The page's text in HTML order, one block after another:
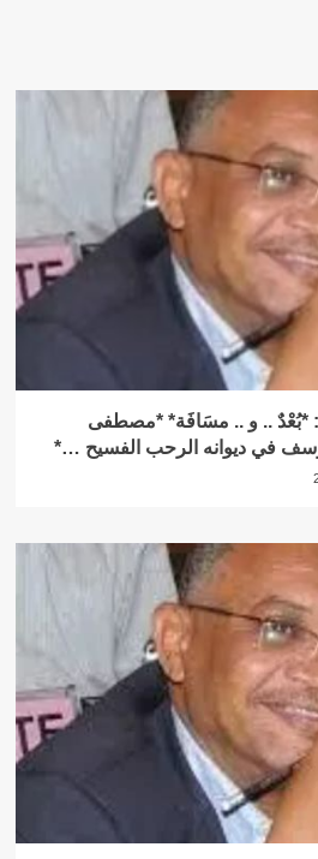
*بُعْدٌ .. و .. مسَافَة* *مصطفى
في ديوانه الرحب الفسيح …*